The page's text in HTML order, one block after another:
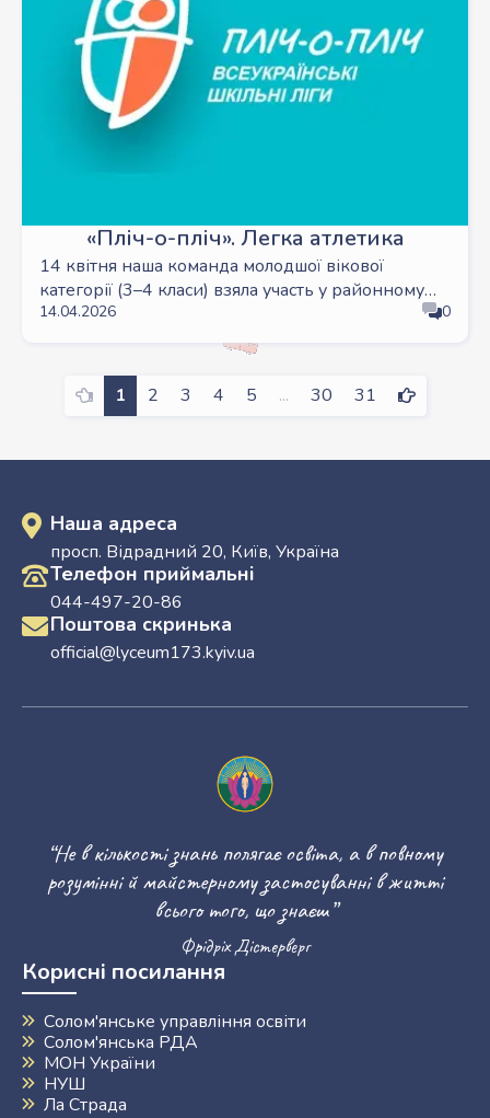
«Пліч-о-пліч». Легка атлетика
14 квітня наша команда молодшої вікової
категорії (3–4 класи) взяла участь у районному
етапі Всеукраїнських шкільних ліг «Пліч-о-пліч» з
14.04.2026 0
Previous
1 2 3 4 5 ... 30 31 Next
Наша адреса
просп. Відрадний 20, Київ, Україна
Телефон приймальні
044-497-20-86
Поштова скринька
official@lyceum173.kyiv.ua
“Не в кількості знань полягає освіта, а в повному
розумінні й майстерному застосуванні в житті
всього того, що знаєш”
Фрідріх Дістерверг
Корисні посилання
Солом'янське управління освіти
Солом'янська РДА
МОН України
НУШ
Ла Страда